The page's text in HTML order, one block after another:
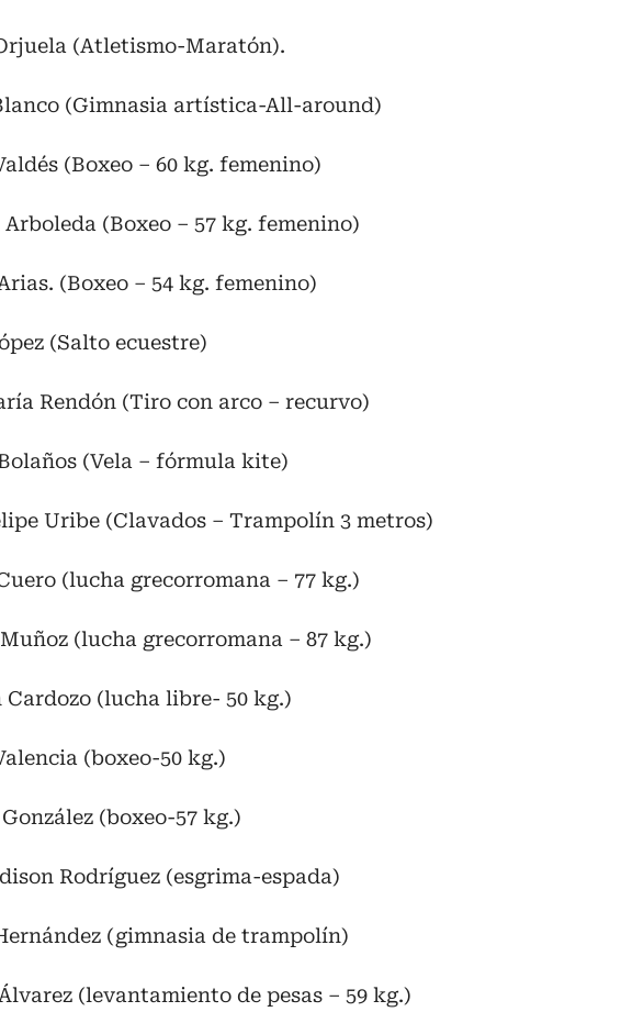
(Atletismo-Maratón).
(Gimnasia artística-All-around)
(Boxeo – 60 kg. femenino)
(Boxeo – 57 kg. femenino)
(Boxeo – 54 kg. femenino)
(Salto ecuestre)
Rendón (Tiro con arco – recurvo)
(Vela – fórmula kite)
Uribe (Clavados – Trampolín 3 metros)
(lucha grecorromana – 77 kg.)
(lucha grecorromana – 87 kg.)
Cardozo (lucha libre- 50 kg.)
(boxeo-50 kg.)
(boxeo-57 kg.)
Rodríguez (esgrima-espada)
(gimnasia de trampolín)
(levantamiento de pesas – 59 kg.)